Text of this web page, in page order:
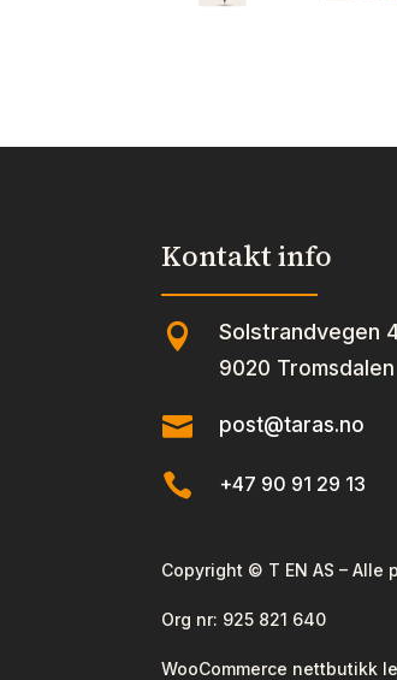
Kontakt info
 Solstrandvegen
9020 Tromsdalen
 post@taras.no
 +47 90 91 29 13
Copyright © T EN AS – Alle
Org nr: 925 821 640
WooCommerce nettbutikk